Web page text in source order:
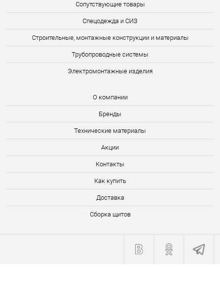
Сопутствующие товары
Спецодежда и СИЗ
Строительные, монтажные конструкции и материалы
Трубопроводные системы
Электромонтажные изделия
О компании
Бренды
Технические материалы
Акции
Контакты
Как купить
Доставка
Сборка щитов